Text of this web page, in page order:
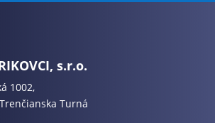
s.r.o.
1002,
Turná